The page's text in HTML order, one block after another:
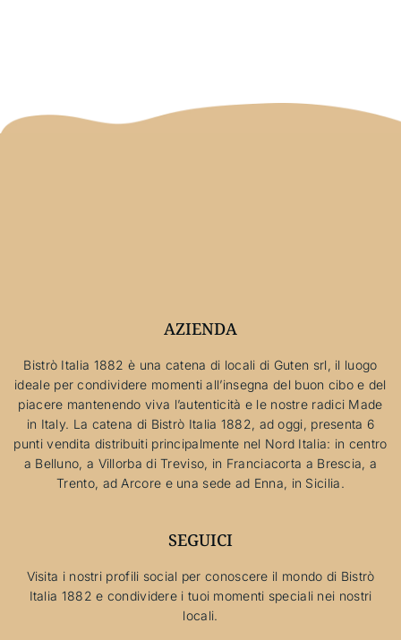
AZIENDA
Bistrò Italia 1882 è una catena di locali di Guten srl, il luogo
ideale per condividere momenti all’insegna del buon cibo e del
piacere mantenendo viva l’autenticità e le nostre radici Made
in Italy. La catena di Bistrò Italia 1882, ad oggi, presenta 6
punti vendita distribuiti principalmente nel Nord Italia: in centro
a Belluno, a Villorba di Treviso, in Franciacorta a Brescia, a
Trento, ad Arcore e una sede ad Enna, in Sicilia.
SEGUICI
Visita i nostri profili social per conoscere il mondo di Bistrò
Italia 1882 e condividere i tuoi momenti speciali nei nostri
locali.